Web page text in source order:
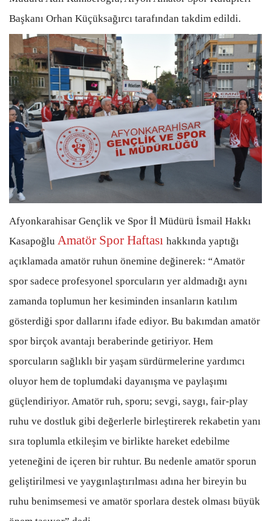
Başkanı Orhan Küçüksağırcı tarafından takdim edildi.
Afyonkarahisar Gençlik ve Spor İl Müdürü İsmail Hakkı
Kasapoğlu Amatör Spor Haftası hakkında yaptığı
açıklamada amatör ruhun önemine değinerek: “Amatör
spor sadece profesyonel sporcuların yer aldmadığı aynı
zamanda toplumun her kesiminden insanların katılım
gösterdiği spor dallarını ifade ediyor. Bu bakımdan amatör
spor birçok avantajı beraberinde getiriyor. Hem
sporcuların sağlıklı bir yaşam sürdürmelerine yardımcı
oluyor hem de toplumdaki dayanışma ve paylaşımı
güçlendiriyor. Amatör ruh, sporu; sevgi, saygı, fair-play
ruhu ve dostluk gibi değerlerle birleştirerek rekabetin yanı
sıra toplumla etkileşim ve birlikte hareket edebilme
yeteneğini de içeren bir ruhtur. Bu nedenle amatör sporun
geliştirilmesi ve yaygınlaştırılması adına her bireyin bu
ruhu benimsemesi ve amatör sporlara destek olması büyük